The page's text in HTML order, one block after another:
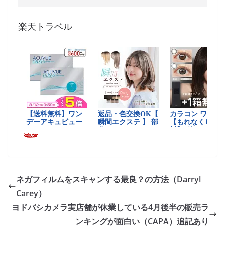
楽天トラベル
ネガフィルムをスキャンする最良？の方法（Darryl
Carey）
ヨドバシカメラ実店舗が休業している4月後半の販売ラ
ンキングが面白い（CAPA）追記あり